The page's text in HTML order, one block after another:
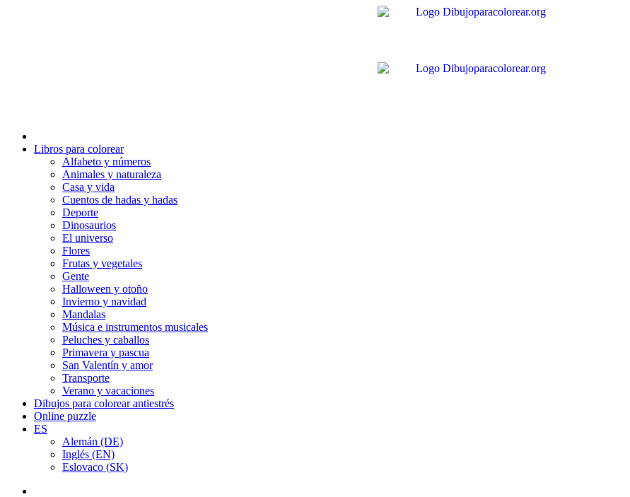
Libros para colorear
Alfabeto y números
Animales y naturaleza
Casa y vida
Cuentos de hadas y hadas
Deporte
Dinosaurios
El universo
Flores
Frutas y vegetales
Gente
Halloween y otoño
Invierno y navidad
Mandalas
Música e instrumentos musicales
Peluches y caballos
Primavera y pascua
San Valentín y amor
Transporte
Verano y vacaciones
Dibujos para colorear antiestrés
Online puzzle
ES
Alemán (DE)
Inglés (EN)
Eslovaco (SK)